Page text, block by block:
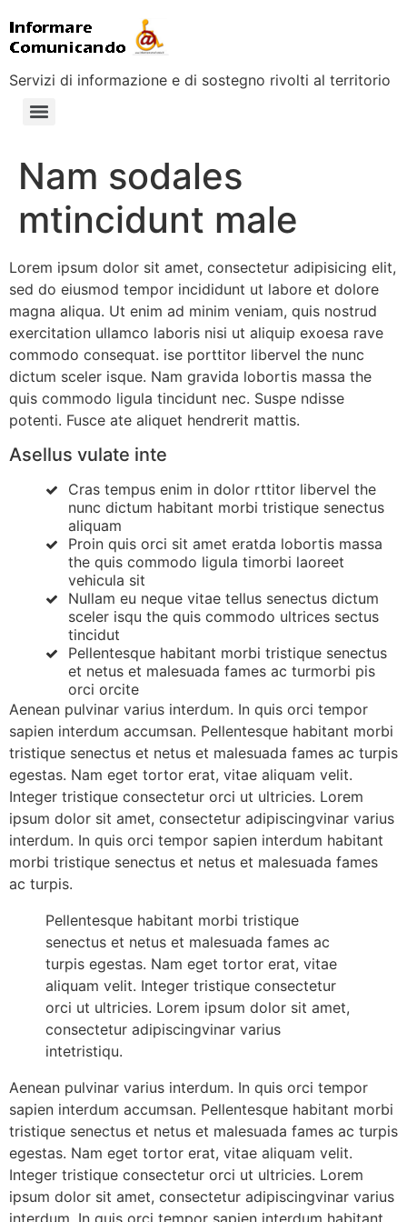
Servizi di informazione e di sostegno rivolti al territorio
Nam sodales
mtincidunt male
Lorem ipsum dolor sit amet, consectetur adipisicing elit,
sed do eiusmod tempor incididunt ut labore et dolore
magna aliqua. Ut enim ad minim veniam, quis nostrud
exercitation ullamco laboris nisi ut aliquip exoesa rave
commodo consequat. ise porttitor libervel the nunc
dictum sceler isque. Nam gravida lobortis massa the
quis commodo ligula tincidunt nec. Suspe ndisse
potenti. Fusce ate aliquet hendrerit mattis.
Asellus vulate inte
Cras tempus enim in dolor rttitor libervel the
nunc dictum habitant morbi tristique senectus
aliquam
Proin quis orci sit amet eratda lobortis massa
the quis commodo ligula timorbi laoreet
vehicula sit
Nullam eu neque vitae tellus senectus dictum
sceler isqu the quis commodo ultrices sectus
tincidut
Pellentesque habitant morbi tristique senectus
et netus et malesuada fames ac turmorbi pis
orci orcite
Aenean pulvinar varius interdum. In quis orci tempor
sapien interdum accumsan. Pellentesque habitant morbi
tristique senectus et netus et malesuada fames ac turpis
egestas. Nam eget tortor erat, vitae aliquam velit.
Integer tristique consectetur orci ut ultricies. Lorem
ipsum dolor sit amet, consectetur adipiscingvinar varius
interdum. In quis orci tempor sapien interdum habitant
morbi tristique senectus et netus et malesuada fames
ac turpis.
Pellentesque habitant morbi tristique
senectus et netus et malesuada fames ac
turpis egestas. Nam eget tortor erat, vitae
aliquam velit. Integer tristique consectetur
orci ut ultricies. Lorem ipsum dolor sit amet,
consectetur adipiscingvinar varius
intetristiqu.
Aenean pulvinar varius interdum. In quis orci tempor
sapien interdum accumsan. Pellentesque habitant morbi
tristique senectus et netus et malesuada fames ac turpis
egestas. Nam eget tortor erat, vitae aliquam velit.
Integer tristique consectetur orci ut ultricies. Lorem
ipsum dolor sit amet, consectetur adipiscingvinar varius